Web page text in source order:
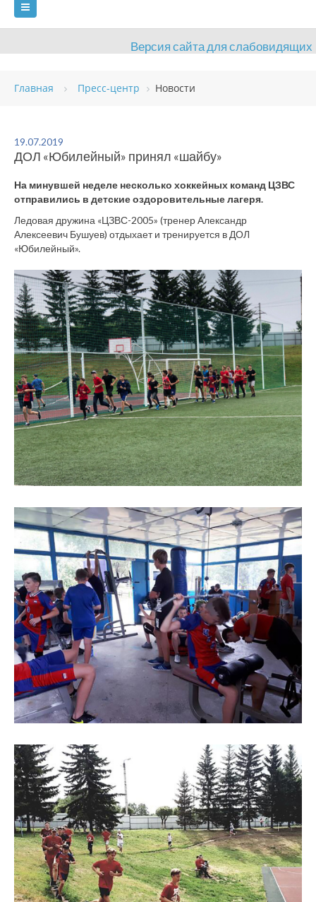
Версия сайта для слабовидящих
ГЛАВНАЯ
ВИДЫ СПОРТА
ОЦЕНКА КАЧЕСТВА ОБРАЗОВАНИЯ ВАКАНСИИ
ПЛАТНЫЕ УСЛУГИ КОНТАКТЫ
Главная Пресс-центр Новости
19.07.2019
ДОЛ «Юбилейный» принял «шайбу»
На минувшей неделе несколько хоккейных команд ЦЗВС
отправились в детские оздоровительные лагеря.
Ледовая дружина «ЦЗВС-2005» (тренер Александр
Алексеевич Бушуев) отдыхает и тренируется в ДОЛ
«Юбилейный».